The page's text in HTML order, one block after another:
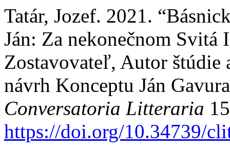
Tatár, Jozef. 2021.
Ján: Za nekonečnom Svitá
Zostavovateľ, Autor štúdie
návrh Konceptu Ján
Conversatoria Litteraria
https://doi.org/10.34739/